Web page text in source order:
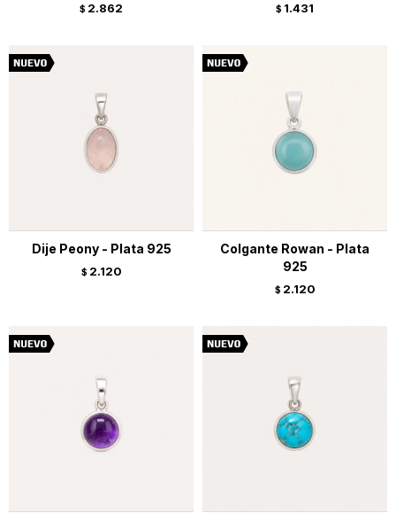
$ 2.862 $ 1.431
Dije Peony - Plata 925
$ 2.120
Colgante Rowan - Plata
925
$ 2.120